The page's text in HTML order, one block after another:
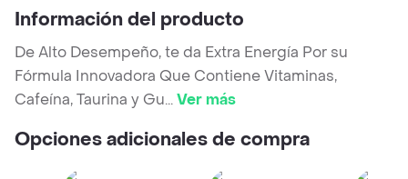
Información del producto
De Alto Desempeño, te da Extra Energía Por su
Fórmula Innovadora Que Contiene Vitaminas,
Cafeína, Taurina y Gu...Ver más
Opciones adicionales de compra